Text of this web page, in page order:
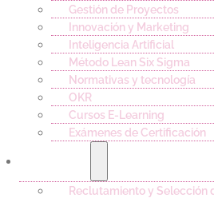
Gestión de Proyectos
Innovación y Marketing
Inteligencia Artificial
Método Lean Six Sigma
Normativas y tecnología
OKR
Cursos E-Learning
Exámenes de Certificación
Reclutamiento y Selección